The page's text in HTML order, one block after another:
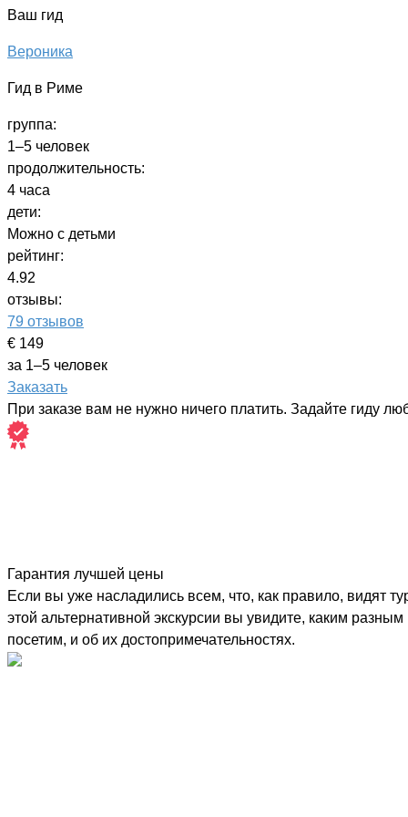
Ваш гид
Вероника
Гид в Риме
группа:
1–5 человек
продолжительность:
4 часа
дети:
Можно с детьми
рейтинг:
4.92
отзывы:
79 отзывов
€ 149
за 1–5 человек
Заказать
При заказе вам не нужно ничего платить. Задайте гиду
Гарантия лучшей цены
Если вы уже насладились всем, что, как правило, видят
этой альтернативной экскурсии вы увидите, каким
посетим, и об их достопримечательностях.